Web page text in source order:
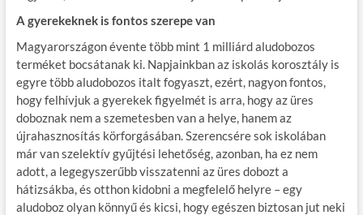
A gyerekeknek is fontos szerepe van
Magyarországon évente több mint 1 milliárd aludobozos
terméket bocsátanak ki. Napjainkban az iskolás korosztály is
egyre több aludobozos italt fogyaszt, ezért, nagyon fontos,
hogy felhívjuk a gyerekek figyelmét is arra, hogy az üres
doboznak nem a szemetesben van a helye, hanem az
újrahasznosítás körforgásában. Szerencsére sok iskolában
már van szelektív gyűjtési lehetőség, azonban, ha ez nem
adott, a legegyszerűbb visszatenni az üres dobozt a
hátizsákba, és otthon kidobni a megfelelő helyre – egy
aludoboz olyan könnyű és kicsi, hogy egészen biztosan jut neki